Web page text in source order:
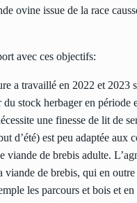
ovine issue de la race
avec ces objectifs:
a travaillé en 2022 et 2023
stock herbager en période
une finesse de lit de
d’été) est peu adaptée aux
viande de brebis adulte.
de brebis, qui en
les parcours et bois et